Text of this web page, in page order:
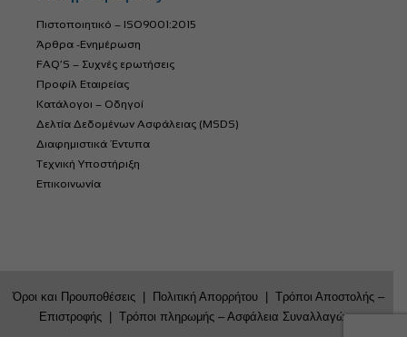
Πιστοποιητικό – ISO9001:2015
Άρθρα -Ενημέρωση
FAQ’S – Συχνές ερωτήσεις
Προφίλ Εταιρείας
Κατάλογοι – Οδηγοί
Δελτία Δεδομένων Ασφάλειας (MSDS)
Διαφημιστικά Έντυπα
Τεχνική Υποστήριξη
Επικοινωνία
Όροι και Προυποθέσεις | Πολιτική Απορρήτου | Τρόποι Αποστολής –
Επιστροφής
| Τρόποι πληρωμής – Ασφάλεια Συναλλαγών